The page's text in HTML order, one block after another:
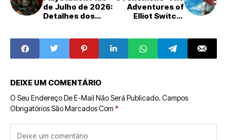
de Julho de 2026:
Detalhes dos
Adventures of
Elliot Switch'
dos Rankings
Semanais (15-21
de Junho)
DEIXE UM COMENTÁRIO
O Seu Endereço De E-Mail Não Será Publicado. Campos
Obrigatórios São Marcados Com *